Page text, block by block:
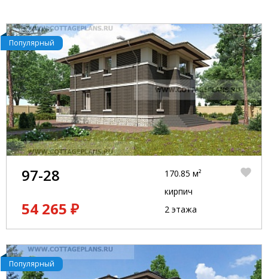
Популярный
97-28
54 265 ₽
170.85 м²
кирпич
2 этажа
Популярный